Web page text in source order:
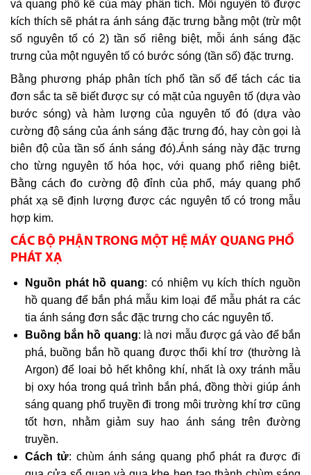
và quang phổ kế của máy phân tích. Mỗi nguyên tố được
kích thích sẽ phát ra ánh sáng đặc trưng bằng một (trừ một
số nguyên tố có 2) tần số riêng biệt, mỗi ánh sáng đặc
trưng của một nguyên tố có bước sóng (tần số) đặc trưng.
Bằng phương pháp phân tích phổ tần số để tách các tia
đơn sắc ta sẽ biết được sự có mặt của nguyên tố (dựa vào
bước sóng) và hàm lượng của nguyên tố đó (dựa vào
cường độ sáng của ánh sáng đặc trưng đó, hay còn gọi là
biên độ của tần số ánh sáng đó).Ánh sáng này đặc trưng
cho từng nguyên tố hóa học, với quang phổ riêng biệt.
Bằng cách đo cường độ đỉnh của phổ, máy quang phổ
phát xạ sẽ định lượng được các nguyên tố có trong mẫu
hợp kim.
CÁC BỘ PHẬN TRONG MỘT HỆ MÁY QUANG PHỔ
PHÁT XẠ
Nguồn phát hồ quang: có nhiệm vụ kích thích nguồn
hồ quang để bắn phá mẫu kim loại để mẫu phát ra các
tia ánh sáng đơn sắc đặc trưng cho các nguyên tố.
Buồng bắn hồ quang: là nơi mẫu được gá vào để bắn
phá, buồng bắn hồ quang được thổi khí trơ (thường là
Argon) để loai bỏ hết không khí, nhất là oxy tránh mẫu
bị oxy hóa trong quá trình bắn phá, đồng thời giúp ánh
sáng quang phổ truyền đi trong môi trường khí trơ cũng
tốt hơn, nhằm giảm suy hao ánh sáng trên đường
truyền.
Cách tử: chùm ánh sáng quang phổ phát ra được đi